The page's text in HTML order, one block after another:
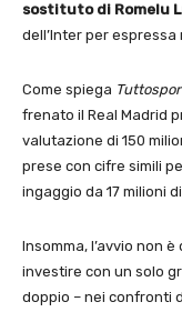
sostituto di Romelu
dell’Inter per
Come spiega
frenato il Real Madrid
valutazione di 150
prese con cifre simili
ingaggio da 17 milioni
Insomma, l’avvio non
investire con un solo
doppio – nei confronti